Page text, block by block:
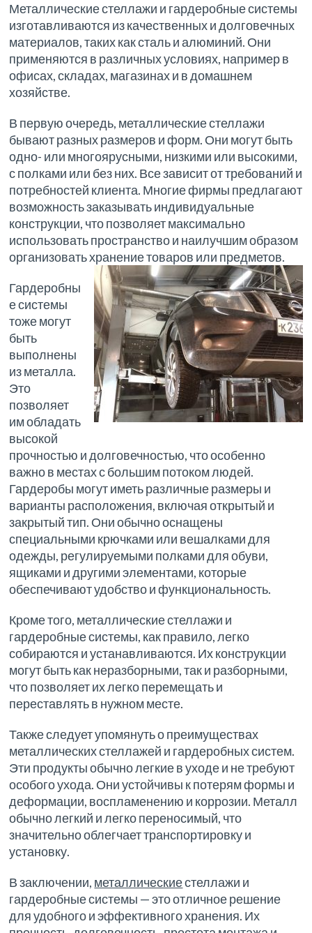
Металлические стеллажи и гардеробные системы
изготавливаются из качественных и долговечных
материалов, таких как сталь и алюминий. Они
применяются в различных условиях, например в
офисах, складах, магазинах и в домашнем
хозяйстве.
В первую очередь, металлические стеллажи
бывают разных размеров и форм. Они могут быть
одно- или многоярусными, низкими или высокими,
с полками или без них. Все зависит от требований и
потребностей клиента. Многие фирмы предлагают
возможность заказывать индивидуальные
конструкции, что позволяет максимально
использовать пространство и наилучшим образом
организовать хранение товаров или предметов.
Гардеробны
е системы
тоже могут
быть
выполнены
из металла.
Это
позволяет
им обладать
высокой
прочностью и долговечностью, что особенно
важно в местах с большим потоком людей.
Гардеробы могут иметь различные размеры и
варианты расположения, включая открытый и
закрытый тип. Они обычно оснащены
специальными крючками или вешалками для
одежды, регулируемыми полками для обуви,
ящиками и другими элементами, которые
обеспечивают удобство и функциональность.
Кроме того, металлические стеллажи и
гардеробные системы, как правило, легко
собираются и устанавливаются. Их конструкции
могут быть как неразборными, так и разборными,
что позволяет их легко перемещать и
переставлять в нужном месте.
Также следует упомянуть о преимуществах
металлических стеллажей и гардеробных систем.
Эти продукты обычно легкие в уходе и не требуют
особого ухода. Они устойчивы к потерям формы и
деформации, воспламенению и коррозии. Металл
обычно легкий и легко переносимый, что
значительно облегчает транспортировку и
установку.
В заключении, металлическиестеллажи и
гардеробные системы — это отличное решение
для удобного и эффективного хранения. Их